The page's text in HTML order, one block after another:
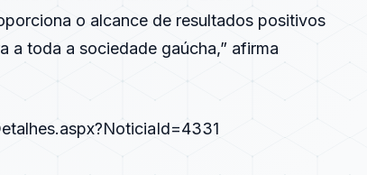
o alcance de resultados positivos
a toda a sociedade gaúcha,” afirma